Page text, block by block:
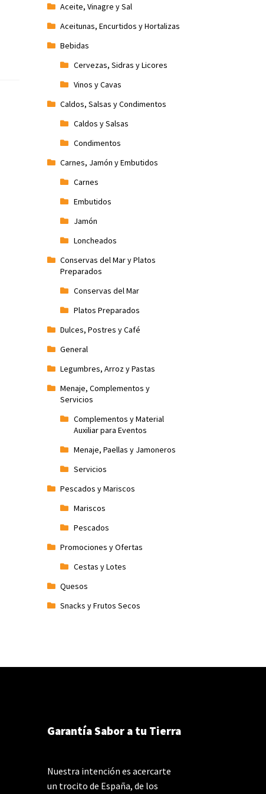
Aceite, Vinagre y Sal
Aceitunas, Encurtidos y Hortalizas
Bebidas
Cervezas, Sidras y Licores
Vinos y Cavas
Caldos, Salsas y Condimentos
Caldos y Salsas
Condimentos
Carnes, Jamón y Embutidos
Carnes
Embutidos
Jamón
Loncheados
Conservas del Mar y Platos
Preparados
Conservas del Mar
Platos Preparados
Dulces, Postres y Café
General
Legumbres, Arroz y Pastas
Menaje, Complementos y
Servicios
Complementos y Material
Auxiliar para Eventos
Menaje, Paellas y Jamoneros
Servicios
Pescados y Mariscos
Mariscos
Pescados
Promociones y Ofertas
Cestas y Lotes
Quesos
Snacks y Frutos Secos
Garantía Sabor a tu Tierra
Nuestra intención es acercarte
un trocito de España, de los